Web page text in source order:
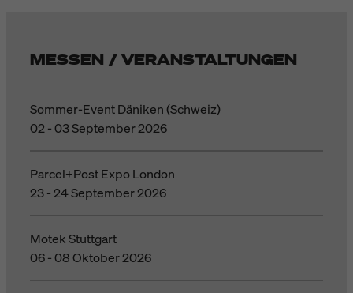
MESSEN / VERANSTALTUNGEN
Sommer-Event Däniken (Schweiz)
02 - 03 September 2026
Parcel+Post Expo London
23 - 24 September 2026
Motek Stuttgart
06 - 08 Oktober 2026